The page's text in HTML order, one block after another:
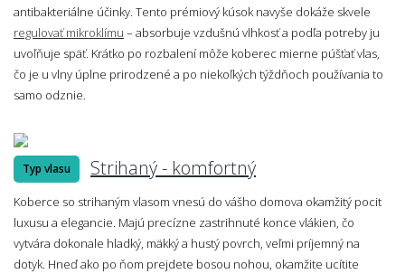
antibakteriálne účinky. Tento prémiový kúsok navyše dokáže skvele
regulovať mikroklímu – absorbuje vzdušnú vlhkosť a podľa potreby ju
uvoľňuje späť. Krátko po rozbalení môže koberec mierne púšťať vlas,
čo je u vlny úplne prirodzené a po niekoľkých týždňoch používania to
samo odznie.
Typ vlasu Strihaný - komfortný
Koberce so strihaným vlasom vnesú do vášho domova okamžitý pocit
luxusu a elegancie. Majú precízne zastrihnuté konce vlákien, čo
vytvára dokonale hladký, mäkký a hustý povrch, veľmi príjemný na
dotyk. Hneď ako po ňom prejdete bosou nohou, okamžite ucítite